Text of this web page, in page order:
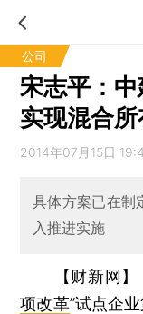
公司
宋志平：
实现混合所
2014年07月15日
具体方案已在制
入推进实施
【财新网
项改革”试点企